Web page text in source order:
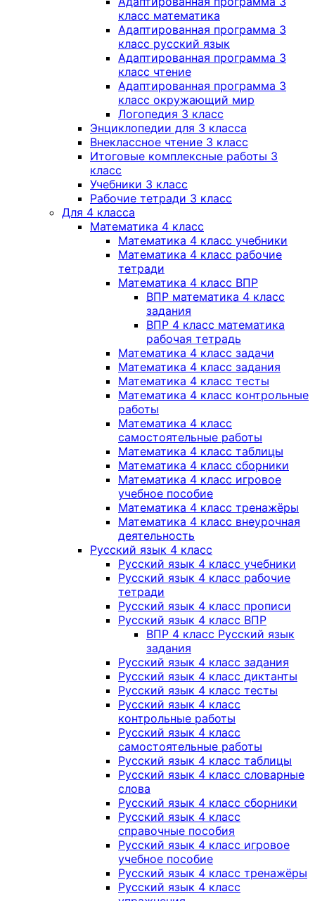
класс математика
Адаптированная программа 3
класс русский язык
Адаптированная программа 3
класс чтение
Адаптированная программа 3
класс окружающий мир
Логопедия 3 класс
Энциклопедии для 3 класса
Внеклассное чтение 3 класс
Итоговые комплексные работы 3
класс
Учебники 3 класс
Рабочие тетради 3 класс
Для 4 класса
Математика 4 класс
Математика 4 класс учебники
Математика 4 класс рабочие
тетради
Математика 4 класс ВПР
ВПР математика 4 класс
задания
ВПР 4 класс математика
рабочая тетрадь
Математика 4 класс задачи
Математика 4 класс задания
Математика 4 класс тесты
Математика 4 класс контрольные
работы
Математика 4 класс
самостоятельные работы
Математика 4 класс таблицы
Математика 4 класс сборники
Математика 4 класс игровое
учебное пособие
Математика 4 класс тренажёры
Математика 4 класс внеурочная
деятельность
Русский язык 4 класс
Русский язык 4 класс учебники
Русский язык 4 класс рабочие
тетради
Русский язык 4 класс прописи
Русский язык 4 класс ВПР
ВПР 4 класс Русский язык
задания
Русский язык 4 класс задания
Русский язык 4 класс диктанты
Русский язык 4 класс тесты
Русский язык 4 класс
контрольные работы
Русский язык 4 класс
самостоятельные работы
Русский язык 4 класс таблицы
Русский язык 4 класс словарные
слова
Русский язык 4 класс сборники
Русский язык 4 класс
справочные пособия
Русский язык 4 класс игровое
учебное пособие
Русский язык 4 класс тренажёры
Русский язык 4 класс